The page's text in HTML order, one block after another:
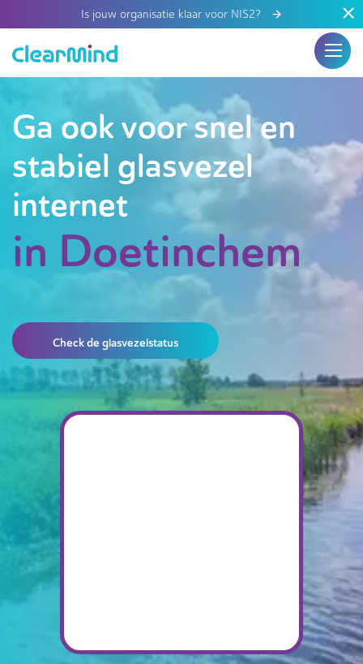
Is jouw organisatie klaar voor NIS2?
Ga ook voor snel en
stabiel glasvezel
internet
in Doetinchem
Check de glasvezelstatus